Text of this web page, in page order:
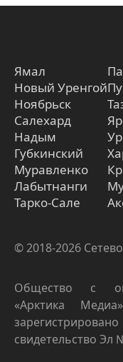
Ямал
Новый Уренгой
Ноябрьск
Салехард
Надым
Губкинский
Муравленко
Лабытнанги
Тарко-Сале
© 2018-2026
Общество с
«Арктика
свидетельство Эл